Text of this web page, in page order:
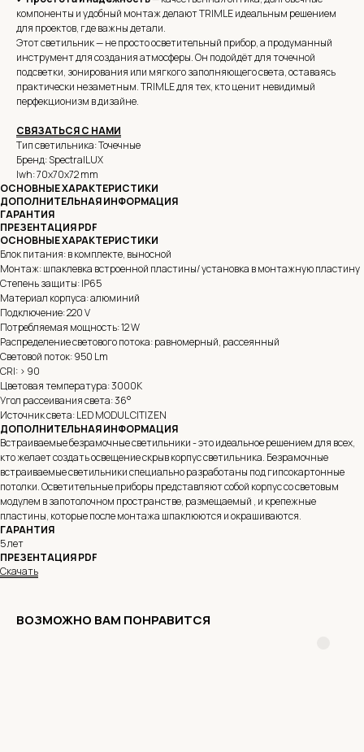
компоненты и удобный монтаж делают TRIMLE идеальным решением
для проектов, где важны детали.
Этот светильник — не просто осветительный прибор, а продуманный
инструмент для создания атмосферы. Он подойдёт для точечной
подсветки, зонирования или мягкого заполняющего света, оставаясь
практически незаметным. TRIMLE для тех, кто ценит невидимый
перфекционизм в дизайне.
СВЯЗАТЬСЯ С НАМИ
Тип светильника: Точечные
Бренд: SpectralLUX
lwh: 70x70x72 mm
ОСНОВНЫЕ ХАРАКТЕРИСТИКИ
ДОПОЛНИТЕЛЬНАЯ ИНФОРМАЦИЯ
ГАРАНТИЯ
ПРЕЗЕНТАЦИЯ PDF
ОСНОВНЫЕ ХАРАКТЕРИСТИКИ
Блок питания: в комплекте, выносной
Монтаж: шпаклевка встроенной пластины/ установка в монтажную пластину
Степень защиты: IP65
Материал корпуса: алюминий
Подключение: 220 V
Потребляемая мощность: 12 W
Распределение светового потока: равномерный, рассеянный
Световой поток: 950 Lm
CRI: > 90
Цветовая температура: 3000K
Угол рассеивания света: 36°
Источник света: LED MODUL CITIZEN
ДОПОЛНИТЕЛЬНАЯ ИНФОРМАЦИЯ
Встраиваемые безрамочные светильники - это идеальное решением для всех,
кто желает создать освещение скрыв корпус светильника. Безрамочные
встраиваемые светильники специально разработаны под гипсокартонные
потолки. Осветительные приборы представляют собой корпус со световым
модулем в запотолочном пространстве, размещаемый , и крепежные
пластины, которые после монтажа шпаклюются и окрашиваются.
ГАРАНТИЯ
5 лет
ПРЕЗЕНТАЦИЯ PDF
Скачать
ВОЗМОЖНО ВАМ ПОНРАВИТСЯ